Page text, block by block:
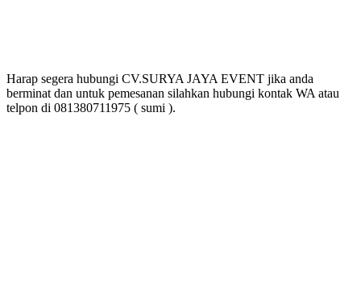
Harap segera hubungi CV.SURYA JAYA EVENT jika anda
berminat dan untuk pemesanan silahkan hubungi kontak WA atau
telpon di 081380711975 ( sumi ).